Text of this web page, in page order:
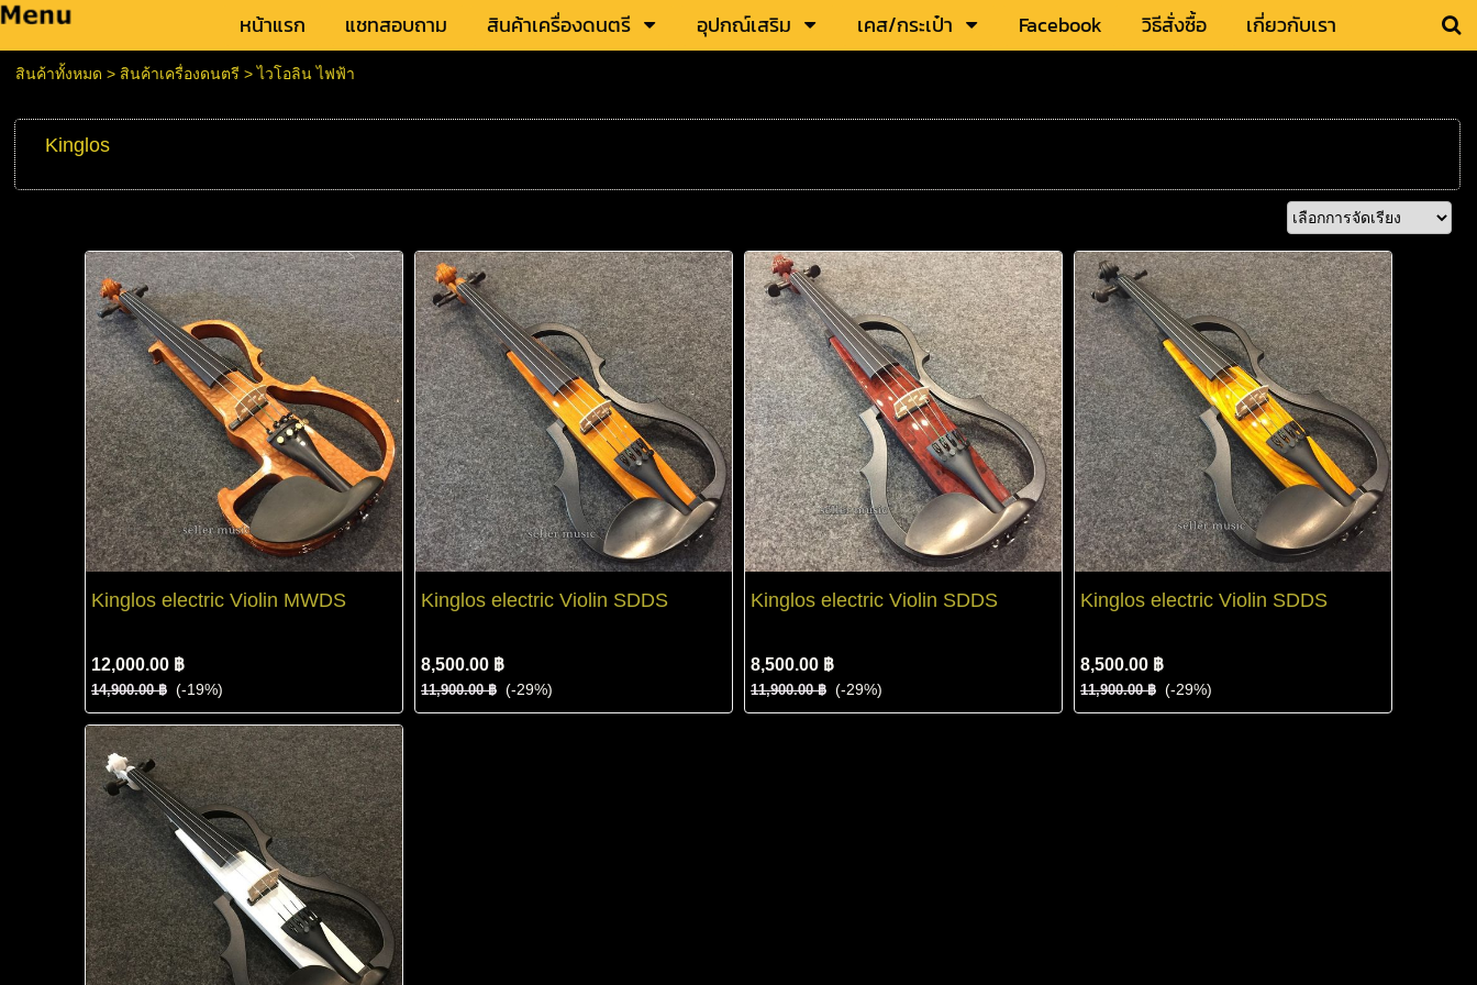
หน้าแรก แชทสอบถาม สินค้าเครื่องดนตรี อุปกณ์เสริม เคส/กระเป๋า Facebook วิธีสั่งซื้อ เกี่ยวกับเรา
สินค้าทั้งหมด > สินค้าเครื่องดนตรี >ไวโอลิน ไฟฟ้า
Kinglos
Kinglos electric Violin MWDS
12,000.00 ฿
14,900.00 ฿ (-19%)
Kinglos electric Violin SDDS
8,500.00 ฿
11,900.00 ฿ (-29%)
Kinglos electric Violin SDDS
8,500.00 ฿
11,900.00 ฿ (-29%)
Kinglos electric Violin SDDS
8,500.00 ฿
11,900.00 ฿ (-29%)